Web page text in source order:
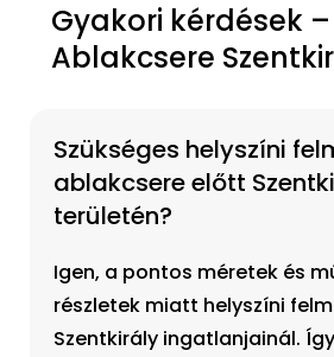
Gyakori kérdések –
Ablakcsere
Szükséges helyszíni
ablakcsere előtt
területén?
Igen, a pontos méretek és
részletek miatt helyszíni
Szentkirály ingatlanjainál.